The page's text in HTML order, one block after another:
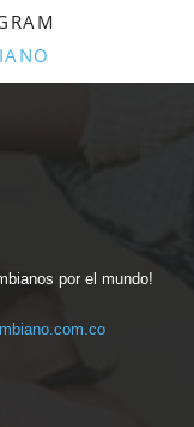
por el mundo!